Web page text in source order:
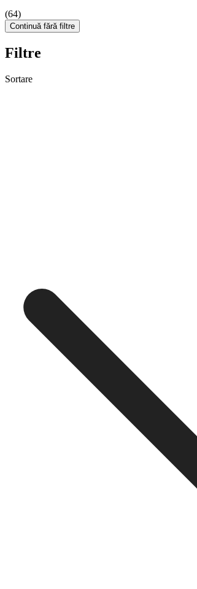
(64)
Continuă fără filtre
Filtre
Sortare